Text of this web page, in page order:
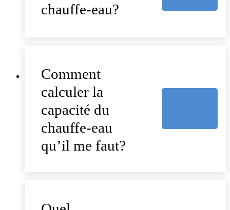
chauffe-eau?
Comment
calculer la
capacité du
chauffe-eau
qu’il me faut?